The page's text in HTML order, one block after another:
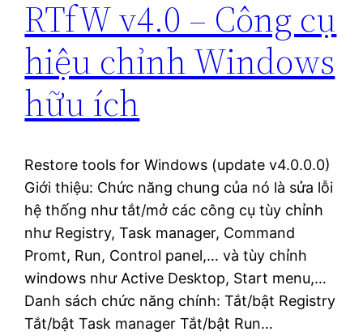
RTfW v4.0 – Công cụ
hiệu chỉnh Windows
hữu ích
Restore tools for Windows (update v4.0.0.0)
Giới thiệu: Chức năng chung của nó là sửa lỗi
hệ thống như tắt/mở các công cụ tùy chỉnh
như Registry, Task manager, Command
Promt, Run, Control panel,… và tùy chỉnh
windows như Active Desktop, Start menu,…
Danh sách chức năng chính: Tắt/bật Registry
Tắt/bật Task manager Tắt/bật Run…